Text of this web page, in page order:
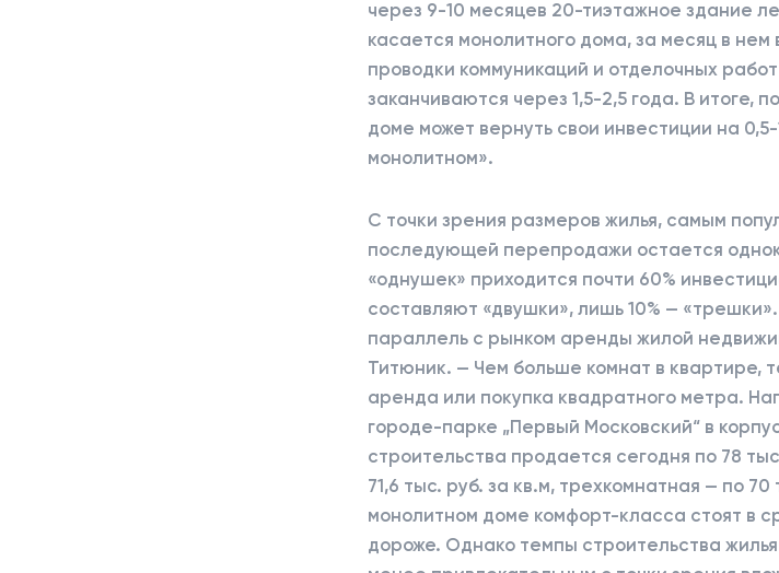
через 9-10 месяцев 20-тиэтажное здание
касается монолитного дома, за месяц в нем
проводки коммуникаций и отделочных
заканчиваются через 1,5-2,5 года. В итоге,
доме может вернуть свои инвестиции на
монолитном».
С точки зрения размеров жилья, самым
последующей перепродажи остается
«однушек» приходится почти 60%
составляют «двушки», лишь 10% —
параллель с рынком аренды жилой
Титюник. — Чем больше комнат в квартире,
аренда или покупка квадратного метра.
городе-парке „Первый Московский“ в
строительства продается сегодня по 78
71,6 тыс. руб. за кв.м, трехкомнатная — по
монолитном доме комфорт-класса стоят в
дороже. Однако темпы строительства